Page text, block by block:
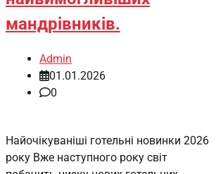
мандрівників.
Admin
01.01.2026
0
Найочікуваніші готельні новинки 2026
року Вже наступного року світ